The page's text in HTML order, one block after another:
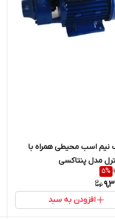
نیم اسب محیطی همراه با
مدل پنتاکسی
5%
افزودن به سبد